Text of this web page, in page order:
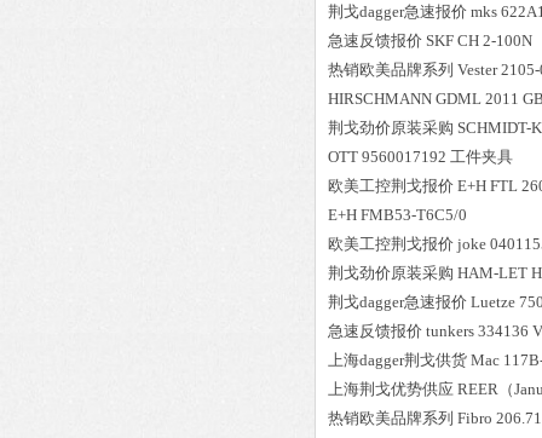
荆戈dagger急速报价 mks
急速反馈报价 SKF CH 2-100N
热销欧美品牌系列 Vester
HIRSCHMANN GDML 2011
荆戈劲价原装采购 SCHMIDT-
OTT 9560017192 工件夹具
欧美工控荆戈报价 E+H FTL
E+H FMB53-T6C5/0
欧美工控荆戈报价 joke
荆戈劲价原装采购 HAM-LET
荆戈dagger急速报价 Luetze
急速反馈报价 tunkers 334136
上海dagger荆戈供货 Mac
上海荆戈优势供应 REER（
热销欧美品牌系列 Fibro